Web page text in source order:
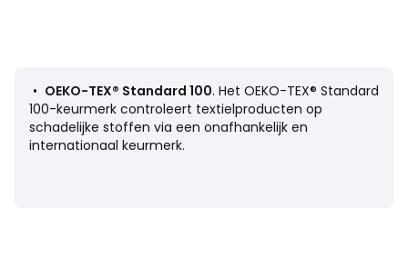
• OEKO-TEX® Standard 100. Het OEKO-TEX® Standard
100-keurmerk controleert textielproducten op
schadelijke stoffen via een onafhankelijk en
internationaal keurmerk.